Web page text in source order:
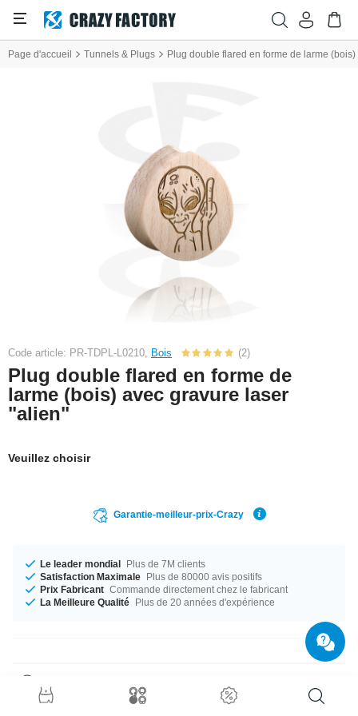
Page d'accueil Tunnels & Plugs Plug double flared en forme de larme
Code article: PR-TDPL-L0210, Bois (2)
Plug double flared en forme de
larme (bois) avec gravure laser
"alien"
Veuillez choisir
Garantie-meilleur-prix-Crazy
Le leader mondial Plus de 7M clients
Satisfaction Maximale Plus de 80000 avis positifs
Prix Fabricant Commande directement chez le fabricant
La Meilleure Qualité Plus de 20 années d'expérience
Le parfait compagnon pour toutes les occasions, disponible du diamètre